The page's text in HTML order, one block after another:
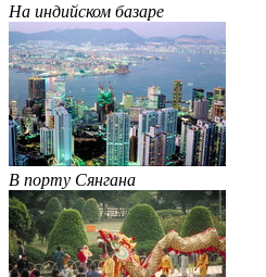
На индийском базаре
В порту Сянгана